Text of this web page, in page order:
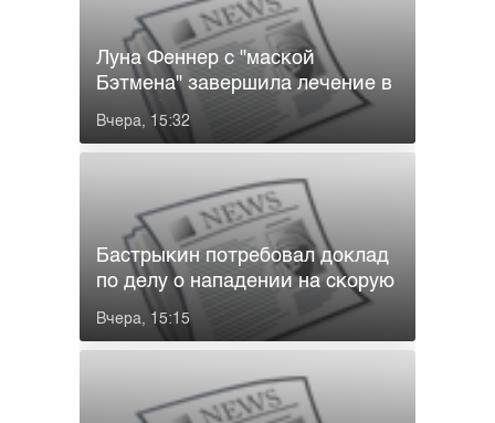
Вчера, 15:32
Луна Феннер с "маской
Бэтмена" завершила лечение в
Петербург...
Вчера, 15:15
Бастрыкин потребовал доклад
по делу о нападении на скорую
...